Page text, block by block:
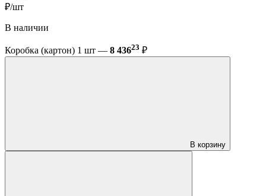
₽/шт
В наличии
Коробка (картон) 1 шт — 8 43623 ₽
В корзину